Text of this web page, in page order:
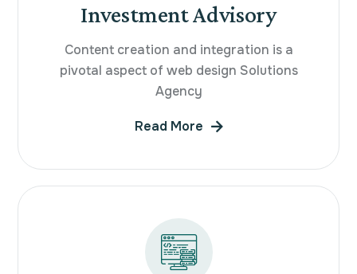
Investment Advisory
Content creation and integration is a
pivotal aspect of web design Solutions
Agency
Read More